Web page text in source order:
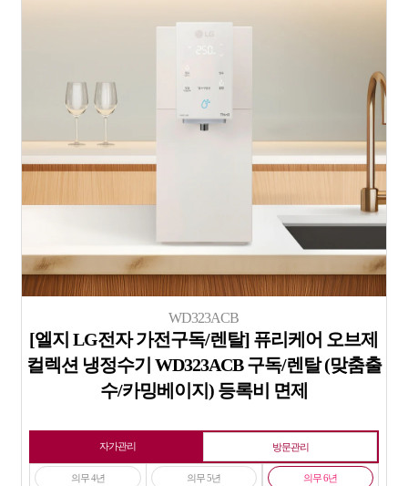
WD323ACB
[엘지 LG전자 가전구독/렌탈] 퓨리케어 오브제
컬렉션 냉정수기 WD323ACB 구독/렌탈 (맞춤출
수/카밍베이지) 등록비 면제
자가관리 방문관리
의무 4년 의무 5년 의무 6년